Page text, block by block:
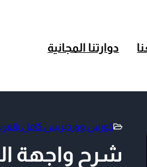
دوارتنا المجانية
كورس ووردبريس كامل بالعربية
شرح واجهة